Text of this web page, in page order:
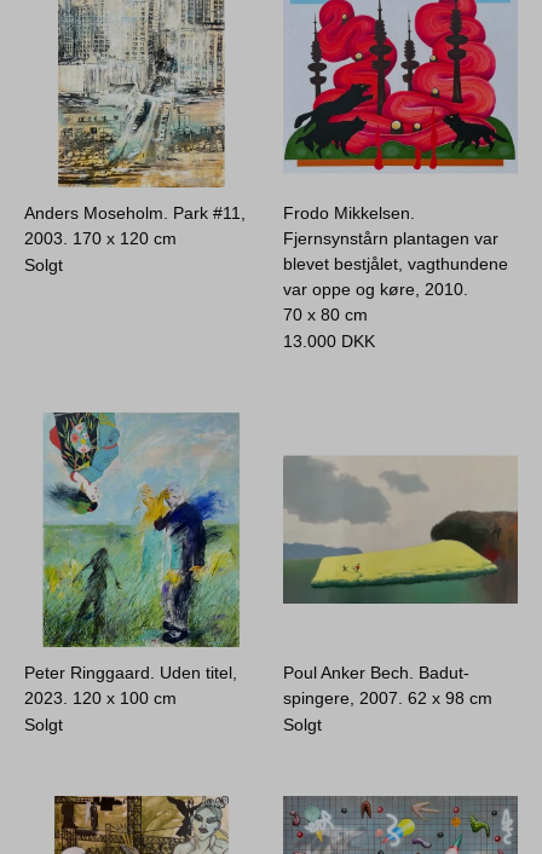
Anders Moseholm. Park #11,
2003. 170 x 120 cm
Solgt
Frodo Mikkelsen.
Fjernsynstårn plantagen var
blevet bestjålet, vagthundene
var oppe og køre, 2010.
70 x 80 cm
13.000 DKK
Peter Ringgaard. Uden titel,
2023. 120 x 100 cm
Solgt
Poul Anker Bech. Badut-
spingere, 2007.62 x 98 cm
Solgt